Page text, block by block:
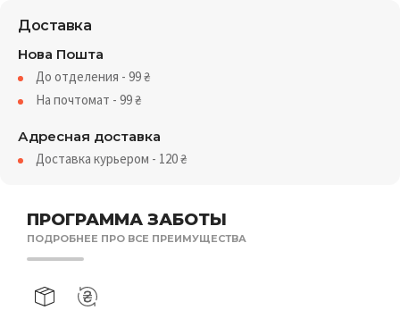
ПРОГРАММА ЗАБОТЫ
ПОДРОБНЕЕ ПРО ВСЕ ПРЕИМУЩЕСТВА
Доставка
Нова Пошта
До отделения - 99₴
На почтомат - 99₴
Адресная доставка
Доставка курьером - 120₴